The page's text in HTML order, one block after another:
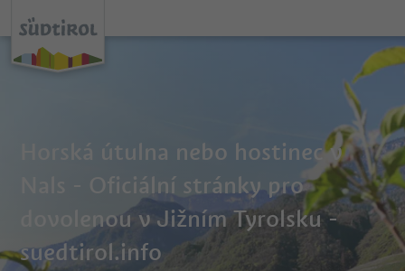
Horská útulna nebo hostinec v
Nals - Oficiální stránky pro
dovolenou v Jižním Tyrolsku -
suedtirol.info